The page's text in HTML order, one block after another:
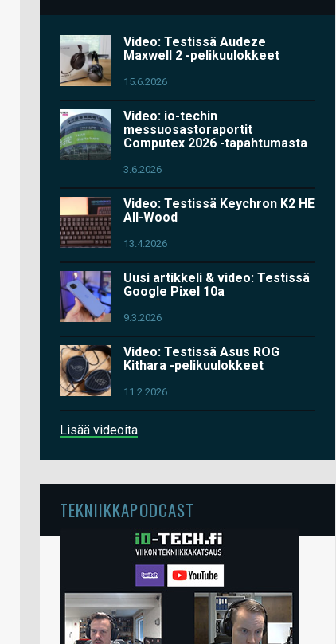
Video: Testissä Audeze
Maxwell 2 -pelikuulokkeet
15.6.2026
Video: io-techin
messuosastoraportit
Computex 2026 -tapahtumasta
3.6.2026
Video: Testissä Keychron K2 HE
All-Wood
13.4.2026
Uusi artikkeli & video: Testissä
Google Pixel 10a
9.3.2026
Video: Testissä Asus ROG
Kithara -pelikuulokkeet
11.2.2026
Lisää videoita
TEKNIIKKAPODCAST